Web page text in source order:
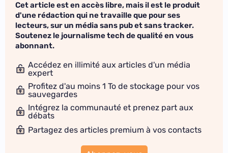
Cet article est en accès libre, mais il est le produit
d'une rédaction qui ne travaille que pour ses
lecteurs, sur un média sans pub et sans tracker.
Soutenez le journalisme tech de qualité en vous
abonnant.
Accédez en illimité aux articles d'un média
expert
Profitez d'au moins 1 To de stockage pour vos
sauvegardes
Intégrez la communauté et prenez part aux
débats
Partagez des articles premium à vos contacts